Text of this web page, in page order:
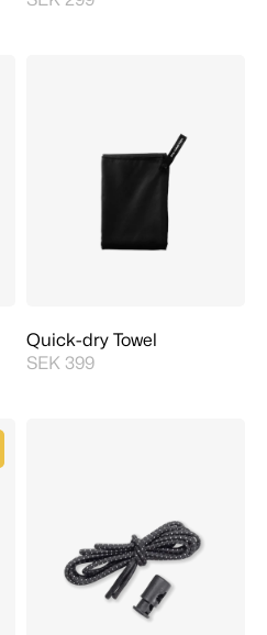
Quick-dry Towel
SEK 399